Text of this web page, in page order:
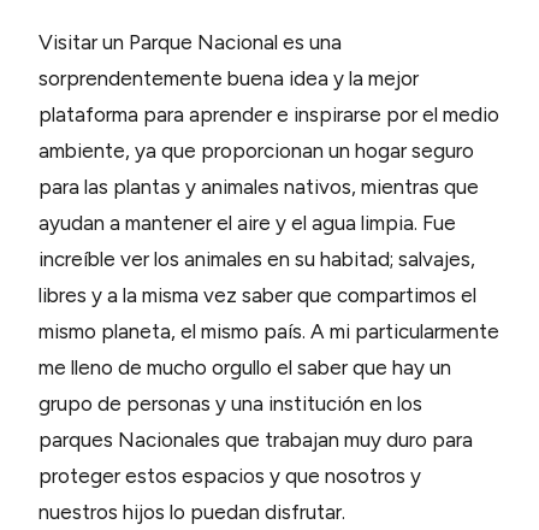
Visitar un Parque Nacional es una
sorprendentemente buena idea y la mejor
plataforma para aprender e inspirarse por el medio
ambiente, ya que proporcionan un hogar seguro
para las plantas y animales nativos, mientras que
ayudan a mantener el aire y el agua limpia. Fue
increíble ver los animales en su habitad; salvajes,
libres y a la misma vez saber que compartimos el
mismo planeta, el mismo país. A mi particularmente
me lleno de mucho orgullo el saber que hay un
grupo de personas y una institución en los
parques Nacionales que trabajan muy duro para
proteger estos espacios y que nosotros y
nuestros hijos lo puedan disfrutar.